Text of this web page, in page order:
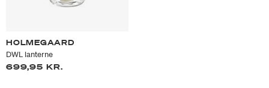
HOLMEGAARD
DWL lanterne
699,95 KR.